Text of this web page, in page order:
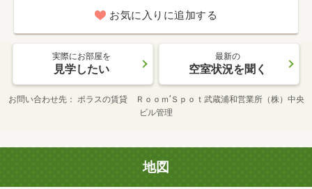
お気に入りに追加する
実際にお部屋を
見学したい
最新の
空室状況を聞く
お問い合わせ先
ポラスの賃貸 Ｒｏｏｍ’Ｓｐｏｔ武蔵浦和営業所（株）中央
ビル管理
地図